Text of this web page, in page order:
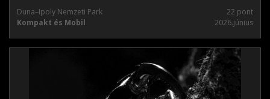
Duna–Ipoly Nemzeti Park
22 pont
Kompakt és Mobil
2026.június